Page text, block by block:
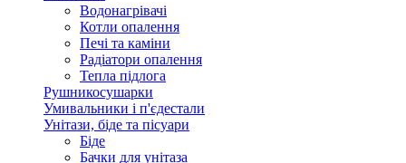
Водонагрівачі
Котли опалення
Печі та каміни
Радіатори опалення
Тепла підлога
Рушникосушарки
Умивальники і п'єдестали
Унітази, біде та пісуари
Біде
Бачки для унітаза